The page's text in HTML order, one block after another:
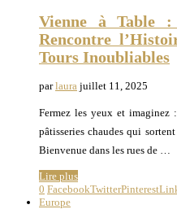
Vienne à Table :
Rencontre
Tours Inoubliables
parlaura juillet 11, 2025
Fermez les yeux et imaginez
pâtisseries chaudes qui
Bienvenue dans les rues de …
Lire plus
0 FacebookTwitterPinterest
Europe